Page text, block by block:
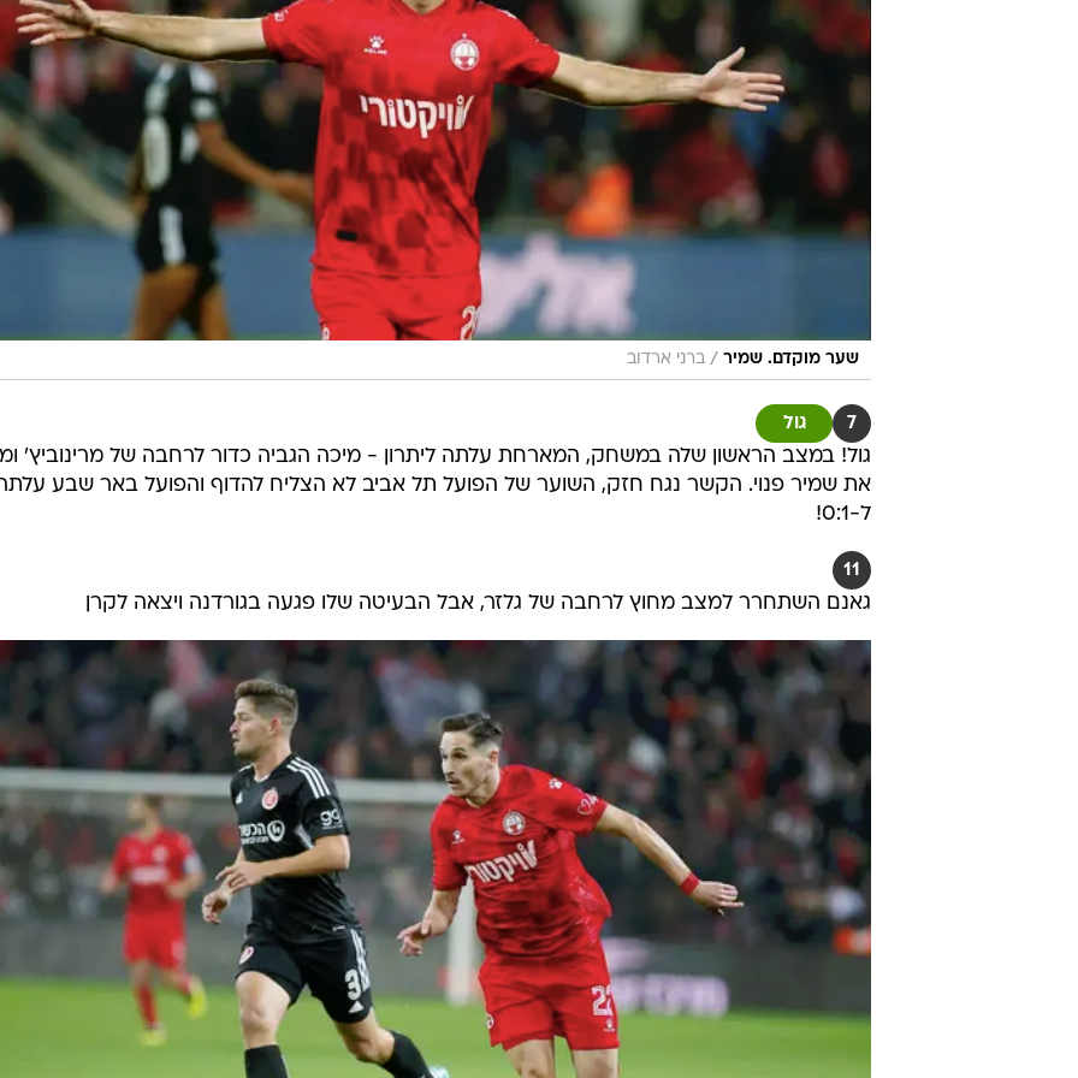
שער מוקדם. שמיר / ברני ארדוב
7 גול
גול! במצב הראשון שלה במשחק, המארחת עלתה ליתרון - מיכה הגביה כדור לרחבה של מרינוביץ'
את שמיר פנוי. הקשר נגח חזק, השוער של הפועל תל אביב לא הצליח להדוף והפועל באר שבע
ל-0:1!
11
גאנם השתחרר למצב מחוץ לרחבה של גלזר, אבל הבעיטה שלו פגעה בגורדנה ויצאה לקרן